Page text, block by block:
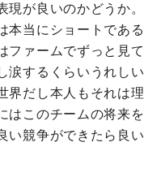
が良いのかどうか。
本当にショートである
ファームでずっと見て
涙するくらいうれしい
界だし本人もそれは理
はこのチームの将来を
い競争ができたら良い